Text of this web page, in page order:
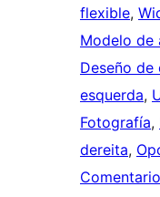
flexible,
Modelo de
Deseño de
esquerda,
Fotografía,
dereita,